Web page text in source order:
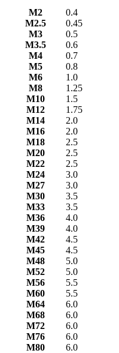
М2
0.4
М2.5
0.45
М3
0.5
М3.5
0.6
М4
0.7
М5
0.8
М6
1.0
М8
1.25
М10
1.5
М12
1.75
М14
2.0
М16
2.0
М18
2.5
М20
2.5
М22
2.5
М24
3.0
М27
3.0
М30
3.5
М33
3.5
М36
4.0
М39
4.0
М42
4.5
М45
4.5
М48
5.0
М52
5.0
М56
5.5
М60
5.5
М64
6.0
М68
6.0
М72
6.0
М76
6.0
М80
6.0